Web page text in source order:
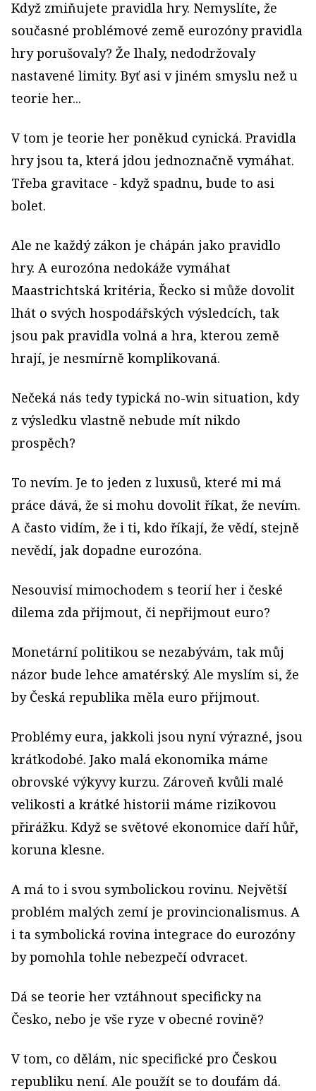
Když zmiňujete pravidla hry. Nemyslíte, že
současné problémové země eurozóny pravidla
hry porušovaly? Že lhaly, nedodržovaly
nastavené limity. Byť asi v jiném smyslu než u
teorie her...
V tom je teorie her poněkud cynická. Pravidla
hry jsou ta, která jdou jednoznačně vymáhat.
Třeba gravitace - když spadnu, bude to asi
bolet.
Ale ne každý zákon je chápán jako pravidlo
hry. A eurozóna nedokáže vymáhat
Maastrichtská kritéria, Řecko si může dovolit
lhát o svých hospodářských výsledcích, tak
jsou pak pravidla volná a hra, kterou země
hrají, je nesmírně komplikovaná.
Nečeká nás tedy typická no-win situation, kdy
z výsledku vlastně nebude mít nikdo
prospěch?
To nevím. Je to jeden z luxusů, které mi má
práce dává, že si mohu dovolit říkat, že nevím.
A často vidím, že i ti, kdo říkají, že vědí, stejně
nevědí, jak dopadne eurozóna.
Nesouvisí mimochodem s teorií her i české
dilema zda přijmout, či nepřijmout euro?
Monetární politikou se nezabývám, tak můj
názor bude lehce amatérský. Ale myslím si, že
by Česká republika měla euro přijmout.
Problémy eura, jakkoli jsou nyní výrazné, jsou
krátkodobé. Jako malá ekonomika máme
obrovské výkyvy kurzu. Zároveň kvůli malé
velikosti a krátké historii máme rizikovou
přirážku. Když se světové ekonomice daří hůř,
koruna klesne.
A má to i svou symbolickou rovinu. Největší
problém malých zemí je provincionalismus. A
i ta symbolická rovina integrace do eurozóny
by pomohla tohle nebezpečí odvracet.
Dá se teorie her vztáhnout specificky na
Česko, nebo je vše ryze v obecné rovině?
V tom, co dělám, nic specifické pro Českou
republiku není. Ale použít se to doufám dá.